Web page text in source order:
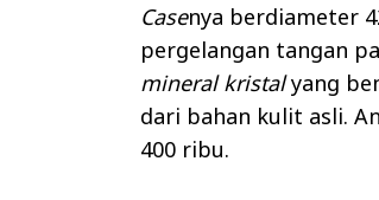
Casenya berdiameter
pergelangan tangan
mineral kristalyang
dari bahan kulit asli.
400 ribu.